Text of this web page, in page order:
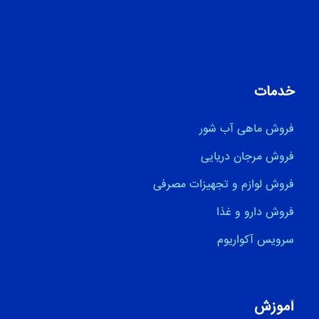
خدمات
فروش ماهی آب شور
فروش مرجان دریایی
فروش لوازم و تجهیزات مصرفی
فروش دارو و غذا
سرویس آکواریوم
آموزش